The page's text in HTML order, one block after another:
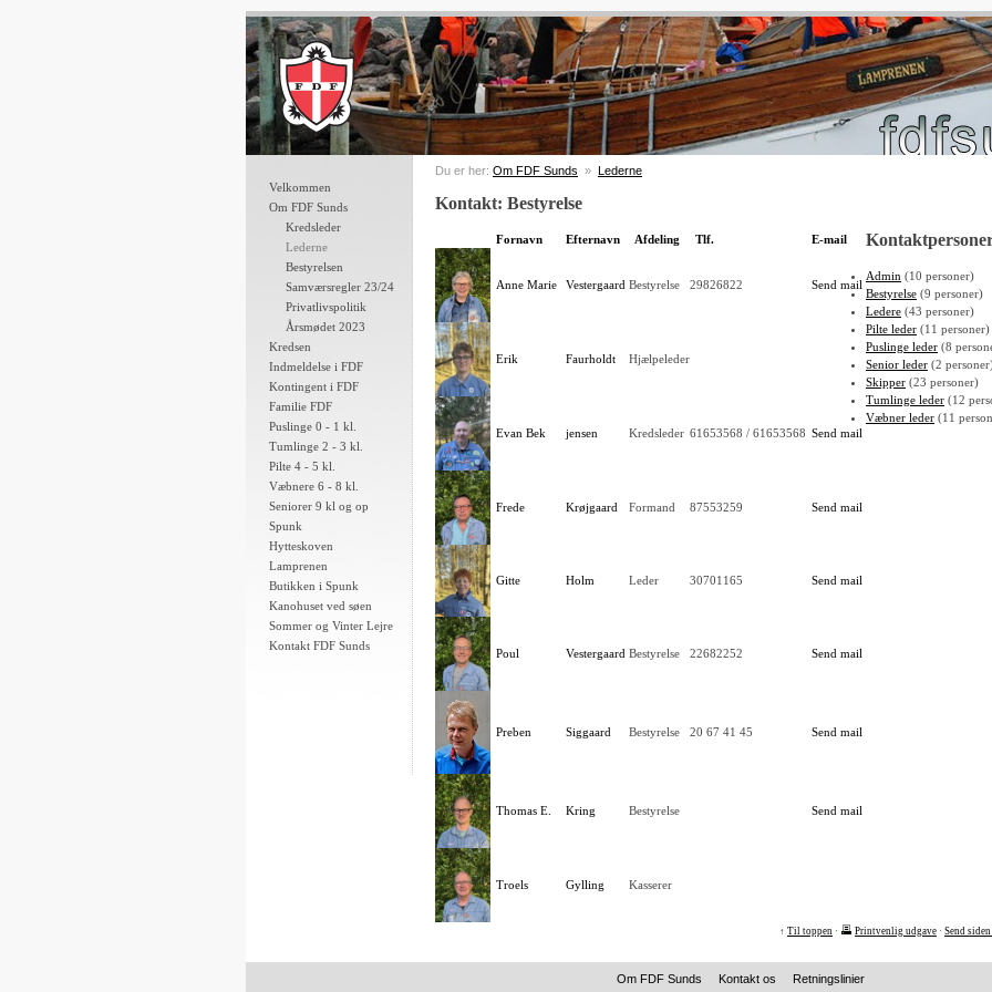
Velkommen
Om FDF Sunds
Kredsleder
Lederne
Bestyrelsen
Samværsregler 23/24
Privatlivspolitik
Årsmødet 2023
Kredsen
Indmeldelse i FDF
Kontingent i FDF
Familie FDF
Puslinge 0 - 1 kl.
Tumlinge 2 - 3 kl.
Pilte 4 - 5 kl.
Væbnere 6 - 8 kl.
Seniorer 9 kl og op
Spunk
Hytteskoven
Lamprenen
Butikken i Spunk
Kanohuset ved søen
Sommer og Vinter Lejre
Kontakt FDF Sunds
Du er her: Om FDF Sunds » Lederne
Kontakt: Bestyrelse
Fornavn Efternavn Afdeling Tlf. E-mail
Anne Marie Vestergaard Bestyrelse 29826822 Send mail
Erik Faurholdt Hjælpeleder
Evan Bek jensen Kredsleder 61653568 / 61653568 Send mail
Frede Krøjgaard Formand 87553259 Send mail
Gitte Holm Leder 30701165 Send mail
Poul Vestergaard Bestyrelse 22682252 Send mail
Preben Siggaard Bestyrelse 20 67 41 45 Send mail
Thomas E. Kring Bestyrelse Send mail
Troels Gylling Kasserer
Admin (10 personer)
Bestyrelse (9 personer)
Ledere (43 personer)
Pilte leder (11 personer)
Puslinge leder (8
Senior leder (2
Skipper (23 personer)
Tumlinge leder (12
Væbner leder (11
↑ Til toppen · Printvenlig udgave · Send
Om FDF Sunds Kontakt os Retningslinier